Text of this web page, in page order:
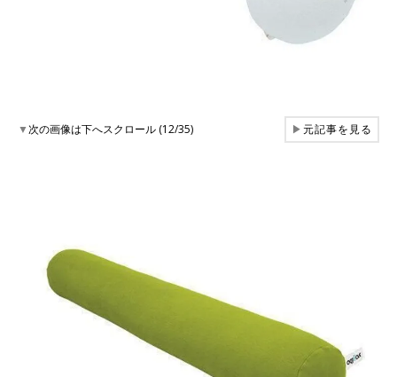
▼次の画像は下へスクロール (12/35) ▶元記事を見る